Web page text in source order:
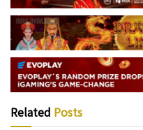
Related Posts